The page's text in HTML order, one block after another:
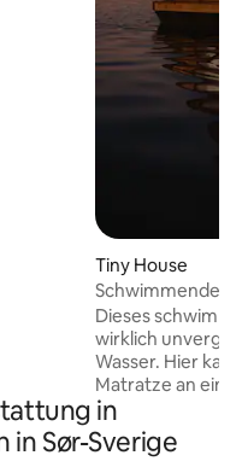
Tiny House
Schwimmendes
Dieses
wirklich
Wasser. Hier
Matratze an
Wasser
Aufenthalt an
Liegeplatz mit
in
Sør-Sverige